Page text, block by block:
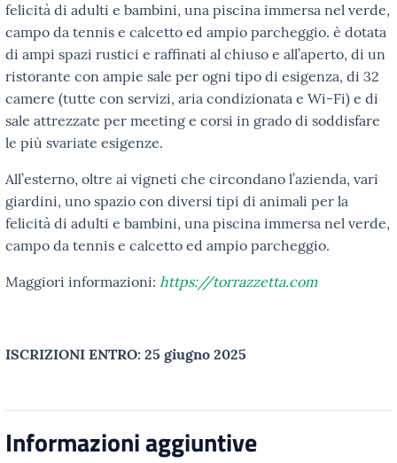
felicità di adulti e bambini, una piscina immersa nel verde,
campo da tennis e calcetto ed ampio parcheggio. è dotata
di ampi spazi rustici e raffinati al chiuso e all’aperto, di un
ristorante con ampie sale per ogni tipo di esigenza, di 32
camere (tutte con servizi, aria condizionata e Wi-Fi) e di
sale attrezzate per meeting e corsi in grado di soddisfare
le più svariate esigenze.
All’esterno, oltre ai vigneti che circondano l’azienda, vari
giardini, uno spazio con diversi tipi di animali per la
felicità di adulti e bambini, una piscina immersa nel verde,
campo da tennis e calcetto ed ampio parcheggio.
Maggiori informazioni: https://torrazzetta.com
ISCRIZIONI ENTRO: 25 giugno 2025
Informazioni aggiuntive